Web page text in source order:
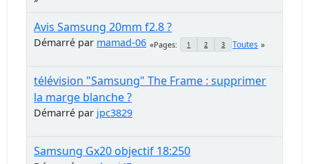
Avis Samsung 20mm f2.8 ?
Démarré par mamad-06 Pages 1 2 3 Toutes
télévision "Samsung" The Frame : supprimer
la marge blanche ?
Démarré par jpc3829
Samsung Gx20 objectif 18:250